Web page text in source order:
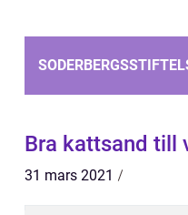
Bra kattsand till
31 mars 2021